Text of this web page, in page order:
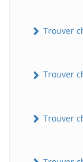
Trouver
Trouver
Trouver